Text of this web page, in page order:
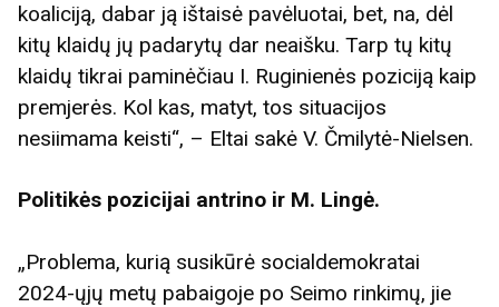
koaliciją, dabar ją ištaisė pavėluotai, bet, na, dėl
kitų klaidų jų padarytų dar neaišku. Tarp tų kitų
klaidų tikrai paminėčiau I. Ruginienės poziciją kaip
premjerės. Kol kas, matyt, tos situacijos
nesiimama keisti“, – Eltai sakė V. Čmilytė-Nielsen.
Politikės pozicijai antrino ir M. Lingė.
„Problema, kurią susikūrė socialdemokratai
2024-ųjų metų pabaigoje po Seimo rinkimų, jie